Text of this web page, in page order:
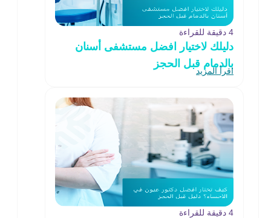
4 دقيقة للقراءة
دليلك لاختيار افضل مستشفى أسنان
بالدمام قبل الحجز
اقرأ المزيد
4 دقيقة للقراءة